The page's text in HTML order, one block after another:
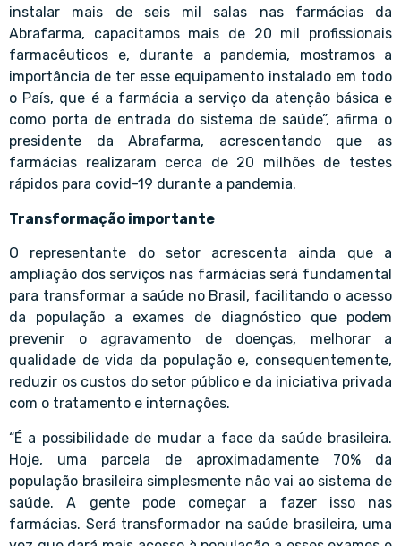
instalar mais de seis mil salas nas farmácias da
Abrafarma, capacitamos mais de 20 mil profissionais
farmacêuticos e, durante a pandemia, mostramos a
importância de ter esse equipamento instalado em todo
o País, que é a farmácia a serviço da atenção básica e
como porta de entrada do sistema de saúde”, afirma o
presidente da Abrafarma, acrescentando que as
farmácias realizaram cerca de 20 milhões de testes
rápidos para covid-19 durante a pandemia.
Transformação importante
O representante do setor acrescenta ainda que a
ampliação dos serviços nas farmácias será fundamental
para transformar a saúde no Brasil, facilitando o acesso
da população a exames de diagnóstico que podem
prevenir o agravamento de doenças, melhorar a
qualidade de vida da população e, consequentemente,
reduzir os custos do setor público e da iniciativa privada
com o tratamento e internações.
“É a possibilidade de mudar a face da saúde brasileira.
Hoje, uma parcela de aproximadamente 70% da
população brasileira simplesmente não vai ao sistema de
saúde. A gente pode começar a fazer isso nas
farmácias. Será transformador na saúde brasileira, uma